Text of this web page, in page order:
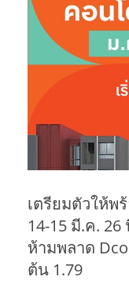
เตรียมตัวให้พ
14-15 มี.ค. 26
ห้ามพลาด
ต้น 1.79